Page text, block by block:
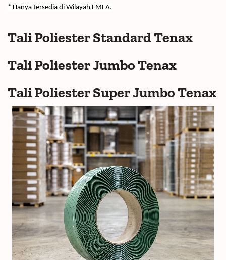
* Hanya tersedia di Wilayah EMEA.
Tali Poliester Standard Tenax
Tali Poliester Jumbo Tenax
Tali Poliester Super Jumbo Tenax